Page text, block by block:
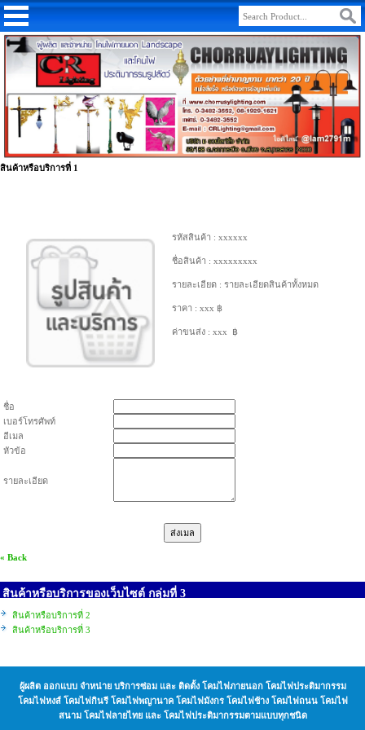
สินค้าหรือบริการที่ 1
รหัสสินค้า : xxxxxx
ชื่อสินค้า : xxxxxxxxx
รายละเอียด : รายละเอียดสินค้าทั้งหมด
ราคา : xxx ฿
ค่าขนส่ง : xxx ฿
ชื่อ
เบอร์โทรศัพท์
อีเมล
หัวข้อ
รายละเอียด
« Back
สินค้าหรือบริการของเว็บไซต์ กลุ่มที่ 3
สินค้าหรือบริการที่ 2
สินค้าหรือบริการที่ 3
ผู้ผลิต ออกแบบ จำหน่าย บริการซ่อม และ ติดตั้ง โคมไฟภายนอก โคมไฟประติมากรรม
โคมไฟหงส์ โคมไฟกินรี โคมไฟพญานาค โคมไฟมังกร โคมไฟช้าง โคมไฟถนน โคมไฟ
สนาม โคมไฟลายไทย และ โคมไฟประติมากรรมตามแบบทุกชนิด